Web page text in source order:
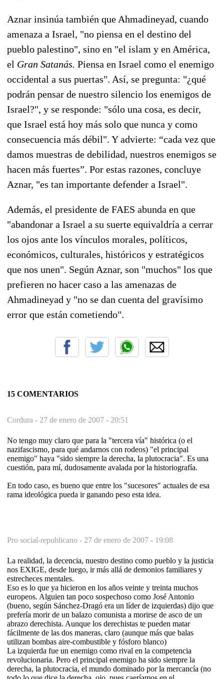
Aznar insinúa también que Ahmadineyad, cuando
amenaza a Israel, "no piensa en el destino del
pueblo palestino", sino en "el islam y en América,
el Gran Satanás. Piensa en Israel como el enemigo
occidental a sus puertas". Así, se pregunta: "¿qué
podrán pensar de nuestro silencio los enemigos de
Israel?", y se responde: "sólo una cosa, es decir,
que Israel está hoy más solo que nunca y como
consecuencia más débil". Y advierte: “cada vez que
damos muestras de debilidad, nuestros enemigos se
hacen más fuertes”. Por estas razones, concluye
Aznar, "es tan importante defender a Israel".
Además, el presidente de FAES abunda en que
"abandonar a Israel a su suerte equivaldría a cerrar
los ojos ante los vínculos morales, políticos,
económicos, culturales, históricos y estratégicos
que nos unen". Según Aznar, son "muchos" los que
prefieren no hacer caso a las amenazas de
Ahmadineyad y "no se dan cuenta del gravísimo
error que están cometiendo".
15 COMENTARIOS
Cordura - 27 de enero de 2007 - 20:51
No tengo muy claro que para la "tercera vía" histórica (o el
nazifascismo, para qué andarnos con rodeos) "el principal
enemigo" haya "sido siempre la derecha, la plutocracia". Es una
cuestión, para mí, dudosamente avalada por la historiografía.
En todo caso, es bueno que entre los "sucesores" actuales de esa
rama ideológica pueda ir ganando peso esta idea.
Pro social-republicano - 27 de enero de 2007 - 19:08
La realidad, la decencia, nuestro destino como pueblo y la justicia
nos EXIGE, desde luego, ir más allá de demonios familiares y
estrecheces mentales.
Eso es lo que ya hicieron en los años veinte y treinta muchos
europeos. Alguien tan poco sospechoso como José Antonio
(bueno, según Sánchez-Dragó era un líder de izquierdas) dijo que
prefería morir de un balazo comunista a morirse de asco de un
abrazo derechista. Aunque los derechistas te pueden matar
fácilmente de las dos maneras, claro (aunque más que balas
utilizan bombas aire-combustible y fósforo blanco)
La izquierda fue un enemigo como rival en la competencia
revolucionaria. Pero el principal enemigo ha sido siempre la
derecha, la plutocracia, el mundo dominado por la mercancía (no